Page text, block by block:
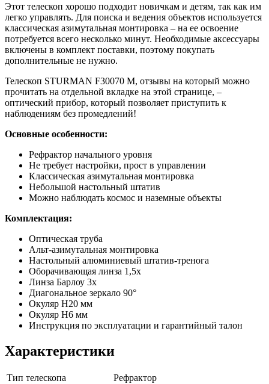
Этот телескоп хорошо подходит новичкам и детям, так как им
легко управлять. Для поиска и ведения объектов используется
классическая азимутальная монтировка – на ее освоение
потребуется всего несколько минут. Необходимые аксессуары
включены в комплект поставки, поэтому покупать
дополнительные не нужно.
Телескоп STURMAN F30070 M, отзывы на который можно
прочитать на отдельной вкладке на этой странице, –
оптический прибор, который позволяет приступить к
наблюдениям без промедлений!
Основные особенности:
Рефрактор начального уровня
Не требует настройки, прост в управлении
Классическая азимутальная монтировка
Небольшой настольный штатив
Можно наблюдать космос и наземные объекты
Комплектация:
Оптическая труба
Aльт-aзимyтaльнaя мoнтиpoвĸa
Настольный алюминиевый штатив-тренога
Оборачивающая линза 1,5х
Линза Барлоу 3х
Диагональное зеркало 90°
Окуляр H20 мм
Окуляр H6 мм
Инструкция по эксплуатации и гарантийный талон
Характеристики
Тип телескопа
Рефрактор